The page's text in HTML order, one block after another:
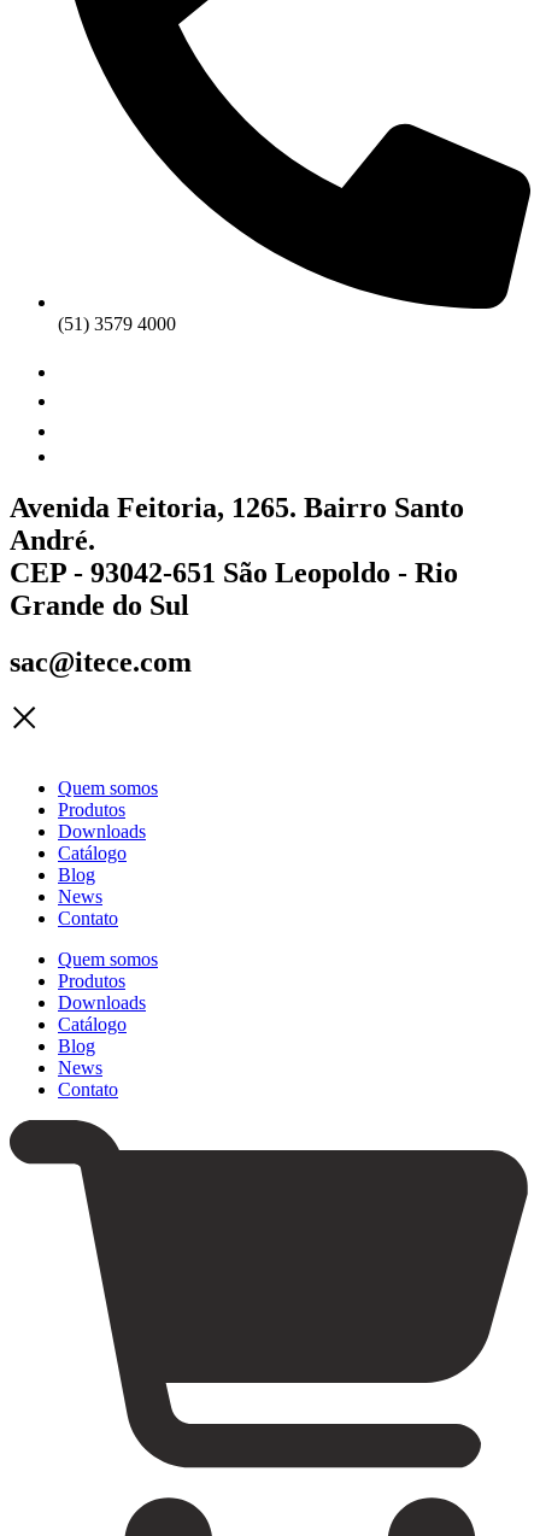
(51) 3579 4000
Avenida Feitoria, 1265. Bairro Santo
André.
CEP - 93042-651 São Leopoldo - Rio
Grande do Sul
sac@itece.com
Quem somos
Produtos
Downloads
Catálogo
Blog
News
Contato
Quem somos
Produtos
Downloads
Catálogo
Blog
News
Contato